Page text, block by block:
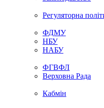
Регуляторна
ФДМУ
НБУ
НАБУ
ФГВФЛ
Верховна Рада
Кабмін